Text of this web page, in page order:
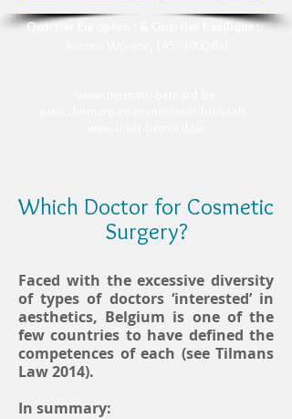
Quartier Européen & Quartier Basilique:
Which Doctor for Cosmetic
Surgery?
Faced with the excessive diversity
of types of doctors ‘interested’ in
aesthetics, Belgium is one of the
few countries to have defined the
competences of each (see Tilmans
Law 2014).
In summary: